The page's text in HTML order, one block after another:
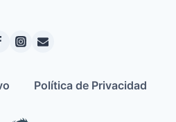
Política de Privacidad